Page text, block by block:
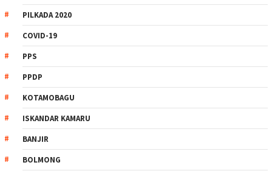
PILKADA 2020
COVID-19
PPS
PPDP
KOTAMOBAGU
ISKANDAR KAMARU
BANJIR
BOLMONG